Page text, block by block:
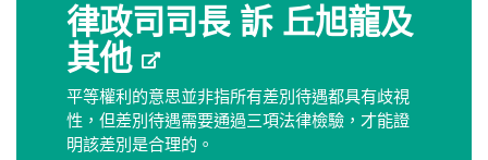
律政司司長 訴 丘旭龍及
其他
平等權利的意思並非指所有差別待遇都具有歧視
性，但差別待遇需要通過三項法律檢驗，才能證
明該差別是合理的。